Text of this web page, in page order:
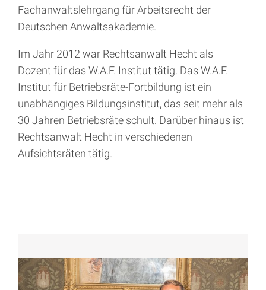
Fachanwaltslehrgang für Arbeitsrecht der
Deutschen Anwaltsakademie.
Im Jahr 2012 war Rechtsanwalt Hecht als
Dozent für das W.A.F. Institut tätig. Das W.A.F.
Institut für Betriebsräte-Fortbildung ist ein
unabhängiges Bildungsinstitut, das seit mehr als
30 Jahren Betriebsräte schult. Darüber hinaus ist
Rechtsanwalt Hecht in verschiedenen
Aufsichtsräten tätig.